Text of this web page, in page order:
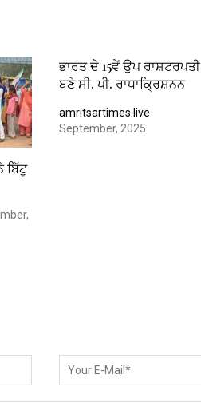
ਬਿੱਟੂ
ਭਾਰਤ ਦੇ 15ਵੇਂ ਉਪ ਰਾਸ਼ਟਰਪਤੀ
ਬਣੇ ਸੀ. ਪੀ. ਰਾਧਾਕ੍ਰਿਸ਼ਨਨ
amritsartimes.live
September, 2025